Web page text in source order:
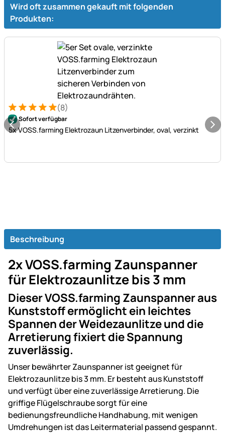
Wird oft zusammen gekauft mit folgenden
Produkten:
Bewertung: 5 von 5 (8 Bewertungen)
8 Bewertungen
(8)
Sofort verfügbar
5x VOSS.farming Elektrozaun Litzenverbinder, oval, verzinkt
Beschreibung
2x VOSS.farming Zaunspanner
für Elektrozaunlitze bis 3 mm
Dieser VOSS.farming Zaunspanner aus
Kunststoff ermöglicht ein leichtes
Spannen der Weidezaunlitze und die
Arretierung fixiert die Spannung
zuverlässig.
Unser bewährter Zaunspanner ist geeignet für
Elektrozaunlitze bis 3 mm. Er besteht aus Kunststoff
und verfügt über eine zuverlässige Arretierung. Die
griffige Flügelschraube sorgt für eine
bedienungsfreundliche Handhabung, mit wenigen
Umdrehungen ist das Leitermaterial passend gespannt.